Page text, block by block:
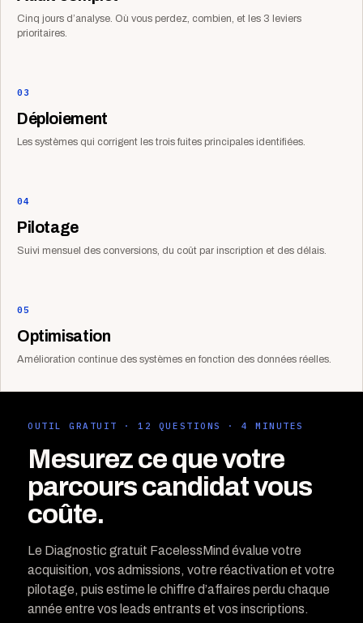
Cinq jours d’analyse. Où vous perdez, combien, et les 3 leviers
prioritaires.
03
Déploiement
Les systèmes qui corrigent les trois fuites principales identifiées.
04
Pilotage
Suivi mensuel des conversions, du coût par inscription et des délais.
05
Optimisation
Amélioration continue des systèmes en fonction des données réelles.
OUTIL GRATUIT · 12 QUESTIONS · 4 MINUTES
Mesurez ce que votre
parcours candidat vous
coûte.
Le Diagnostic gratuit FacelessMind évalue votre
acquisition, vos admissions, votre réactivation et votre
pilotage, puis estime le chiffre d’affaires perdu chaque
année entre vos leads entrants et vos inscriptions.